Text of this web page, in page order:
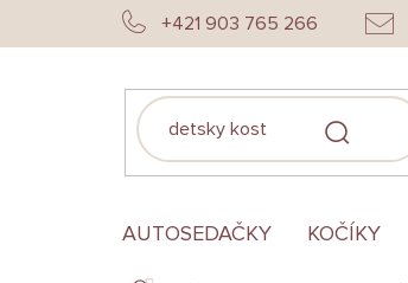
+421 903 765 266
AUTOSEDAČKY KOČÍKY